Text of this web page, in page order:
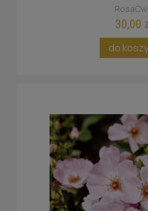
30,00
do